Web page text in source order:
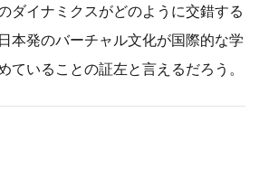
ダイナミクスがどのように交錯する
本発のバーチャル文化が国際的な学
ていることの証左と言えるだろう。